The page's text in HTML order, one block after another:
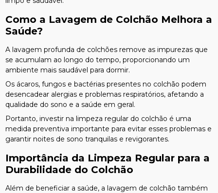
Como a Lavagem de Colchão Melhora a
Saúde?
A lavagem profunda de colchões remove as impurezas que
se acumulam ao longo do tempo, proporcionando um
ambiente mais saudável para dormir.
Os ácaros, fungos e bactérias presentes no colchão podem
desencadear alergias e problemas respiratórios, afetando a
qualidade do sono e a saúde em geral.
Portanto, investir na limpeza regular do colchão é uma
medida preventiva importante para evitar esses problemas e
garantir noites de sono tranquilas e revigorantes.
Importância da Limpeza Regular para a
Durabilidade do Colchão
Além de beneficiar a saúde, a lavagem de colchão também